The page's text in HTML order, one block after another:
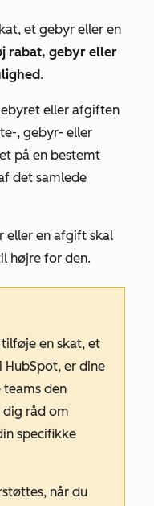
et gebyr eller en
rabat, gebyr eller
.
eller afgiften
, gebyr- eller
på en bestemt
det samlede
eller en afgift skal
højre for den.
en skat, et
HubSpot, er dine
den
dig råd om
specifikke
når du